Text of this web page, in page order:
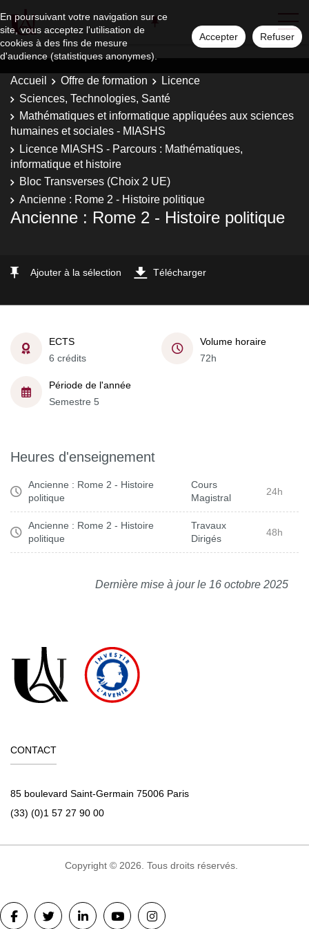
En poursuivant votre navigation sur ce
site, vous acceptez l'utilisation de
cookies à des fins de mesure
d'audience (statistiques anonymes).
Accepter Refuser
Accueil Offre de formation
Licence
Sciences, Technologies, Santé
Mathématiques et informatique appliquées aux sciences
humaines et sociales - MIASHS
Licence MIASHS - Parcours : Mathématiques,
informatique et histoire
Bloc Transverses (Choix 2 UE)
Ancienne : Rome 2 - Histoire politique
Ancienne : Rome 2 - Histoire politique
Ajouter à la sélection Télécharger
ECTS
6 crédits
Volume horaire
72h
Période de l'année
Semestre 5
Heures d'enseignement
Ancienne : Rome 2 - Histoire
politique
Cours
Magistral
24h
Ancienne : Rome 2 - Histoire
politique
Travaux
Dirigés
48h
Dernière mise à jour le 16 octobre 2025
CONTACT
85 boulevard Saint-Germain 75006 Paris
(33) (0)1 57 27 90 00
Copyright © 2026. Tous droits réservés.